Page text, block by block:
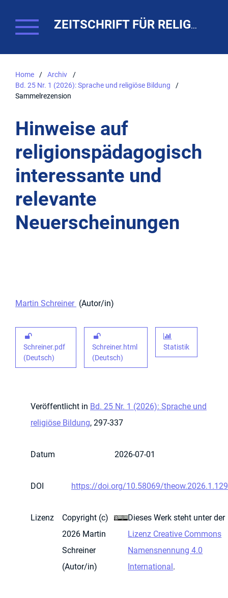
ZEITSCHRIFT FÜR RELIGIONSPÄDAGOGIK. THEO-WEB
Home / Archiv
/
Bd. 25 Nr. 1 (2026): Sprache und religiöse Bildung
/
Sammelrezension
Hinweise auf
religionspädagogisch
interessante und
relevante
Neuerscheinungen
Martin Schreiner Autor/in
Schreiner.pdf
(Deutsch)
Schreiner.html
(Deutsch)
Statistik
Veröffentlicht in Bd. 25 Nr. 1 (2026): Sprache und
religiöse Bildung, 297-337
Datum 2026-07-01
DOI https://doi.org/10.58069/theow.2026.1.129
Lizenz
Copyright (c)
2026 Martin
Schreiner
(Autor/in)
Dieses Werk steht unter der
Lizenz Creative Commons
Namensnennung 4.0
International.